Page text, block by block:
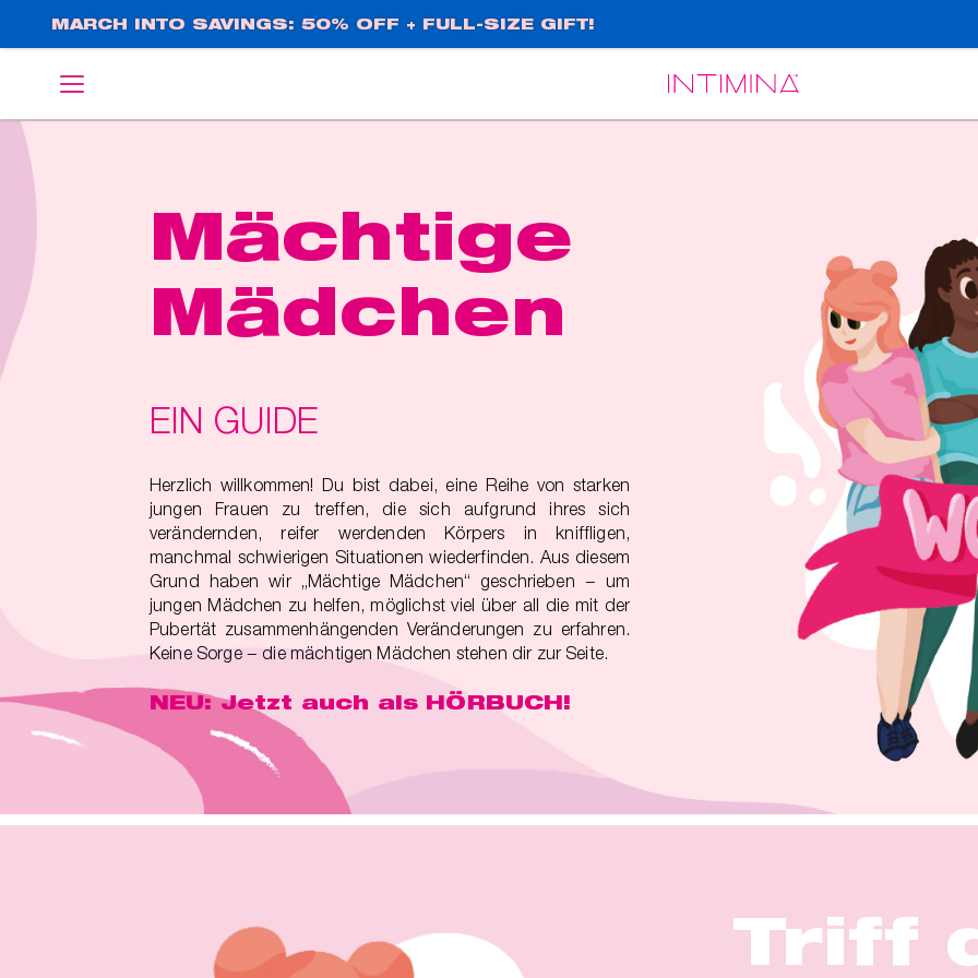
MARCH INTO SAVINGS: 50% OFF + FULL-SIZE GIFT!
English
Mächtige
Mädchen
EIN GUIDE
Herzlich willkommen! Du bist dabei, eine Reihe von starken
jungen Frauen zu treffen, die sich aufgrund ihres sich
verändernden, reifer werdenden Körpers in kniffligen,
manchmal schwierigen Situationen wiederfinden. Aus diesem
Grund haben wir „Mächtige Mädchen“ geschrieben − um
jungen Mädchen zu helfen, möglichst viel über all die mit der
Pubertät zusammenhängenden Veränderungen zu erfahren.
Keine Sorge − die mächtigen Mädchen stehen dir zur Seite.
NEU: Jetzt auch als HÖRBUCH!
Triff
Triff
Triff
Triff